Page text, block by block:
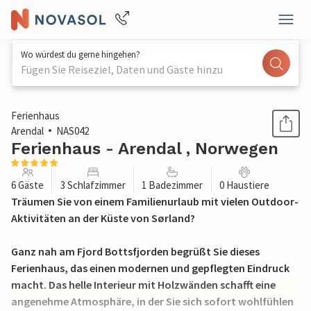
Wo würdest du gerne hingehen?
Fügen Sie Reiseziel, Daten und Gäste hinzu
1 / 18
Ferienhaus
Arendal
NAS042
Ferienhaus - Arendal , Norwegen
6 Gäste 3 Schlafzimmer 1 Badezimmer 0 Haustiere
Träumen Sie von einem Familienurlaub mit vielen Outdoor-
Aktivitäten an der Küste von Sørland?
Ganz nah am Fjord Bottsfjorden begrüßt Sie dieses
Ferienhaus, das einen modernen und gepflegten Eindruck
macht. Das helle Interieur mit Holzwänden schafft eine
angenehme Atmosphäre, in der Sie sich sofort wohlfühlen